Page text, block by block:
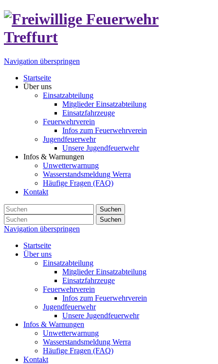
Navigation überspringen
Startseite
Über uns
Einsatzabteilung
Mitglieder Einsatzabteilung
Einsatzfahrzeuge
Feuerwehrverein
Infos zum Feuerwehrverein
Jugendfeuerwehr
Unsere Jugendfeuerwehr
Infos & Warnungen
Unwetterwarnung
Wasserstandsmeldung Werra
Häufige Fragen (FAQ)
Kontakt
Suchen
Suchen
Navigation überspringen
Startseite
Über uns
Einsatzabteilung
Mitglieder Einsatzabteilung
Einsatzfahrzeuge
Feuerwehrverein
Infos zum Feuerwehrverein
Jugendfeuerwehr
Unsere Jugendfeuerwehr
Infos & Warnungen
Unwetterwarnung
Wasserstandsmeldung Werra
Häufige Fragen (FAQ)
Kontakt